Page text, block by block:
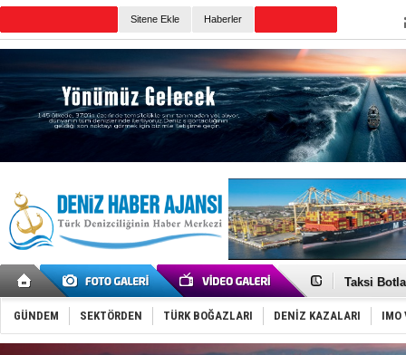
Sitene Ekle Haberler
Denizcilik
Taksi
TÜRKLİM
SOCAR da
Dünyanın
GÜNDEM SEKTÖRDEN TÜRK BOĞAZLARI DENİZ KAZALARI IMO